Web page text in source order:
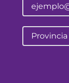
Provincia